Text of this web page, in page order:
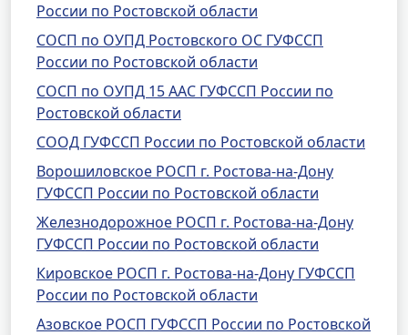
России по Ростовской области
СОСП по ОУПД Ростовского ОС ГУФССП
России по Ростовской области
СОСП по ОУПД 15 ААС ГУФССП России по
Ростовской области
СООД ГУФССП России по Ростовской области
Ворошиловское РОСП г. Ростова-на-Дону
ГУФССП России по Ростовской области
Железнодорожное РОСП г. Ростова-на-Дону
ГУФССП России по Ростовской области
Кировское РОСП г. Ростова-на-Дону ГУФССП
России по Ростовской области
Азовское РОСП ГУФССП России по Ростовской